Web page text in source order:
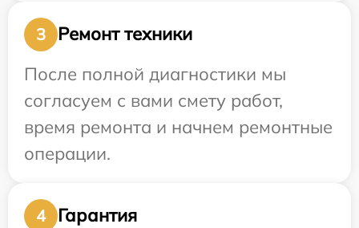
3
Ремонт техники
После полной диагностики мы
согласуем с вами смету работ,
время ремонта и начнем ремонтные
операции.
4
Гарантия